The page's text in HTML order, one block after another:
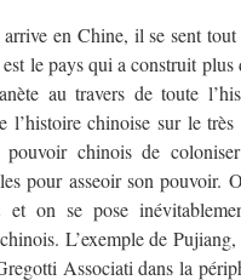
en Chine, il se sent
le pays qui a construit plus
au travers de toute
l’histoire chinoise sur le
chinois de
pour asseoir son pouvoir.
on se pose
L’exemple de
Associati dans la